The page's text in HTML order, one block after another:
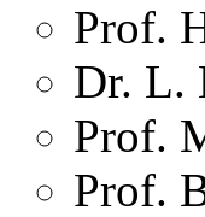
Prof.
Dr. L.
Prof.
Prof.